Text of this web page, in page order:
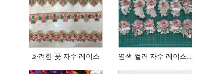
화려한 꽃 자수 레이스 염색 컬러 자수 레이스 밀키